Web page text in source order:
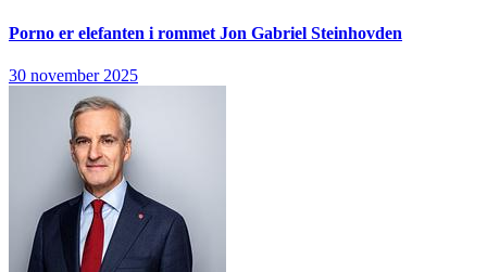
Porno er elefanten i rommet Jon Gabriel Steinhovden
30 november 2025